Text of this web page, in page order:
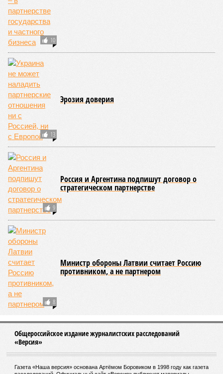
10
13
Эрозия доверия
9
Россия и Аргентина подпишут договор о
стратегическом партнерстве
8
Министр обороны Латвии считает Россию
противником, а не партнером
Общероссийское издание журналистских расследований
«Версия»
Газета «Наша версия» основана Артёмом Боровиком в 1998 году как газета